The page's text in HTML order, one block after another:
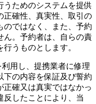
うためのシステムを提供
正確性、真実性、取引の
のではなく、また、予約
ん。予約者は、自らの責
うものとします。
用し、提携業者に修理
下の内容を保証及び誓約
正確又は真実ではなかっ
反したことにより、当